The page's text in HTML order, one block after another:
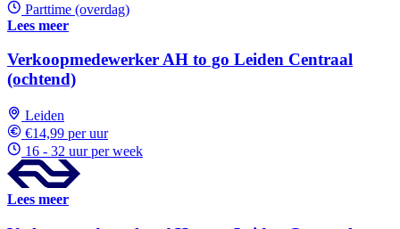
Parttime (overdag)
Lees meer
Verkoopmedewerker AH to go Leiden Centraal
(ochtend)
Leiden
€14,99 per uur
16 - 32 uur per week
Lees meer